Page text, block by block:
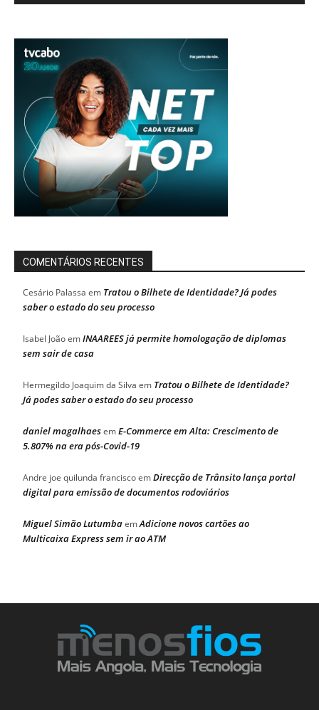
COMENTÁRIOS RECENTES
Cesário Palassa em Tratou o Bilhete de Identidade? Já podes
saber o estado do seu processo
Isabel JoãoemINAAREES já permite homologação de diplomas
sem sair de casa
Hermegildo Joaquim da Silva em Tratou o Bilhete de Identidade?
Já podes saber o estado do seu processo
daniel magalhaesemE-Commerce em Alta: Crescimento de
5.807% na era pós-Covid-19
Andre joe quilunda franciscoemDirecção de Trânsito lança portal
digital para emissão de documentos rodoviários
Miguel Simão LutumbaemAdicione novos cartões ao
Multicaixa Express sem ir ao ATM